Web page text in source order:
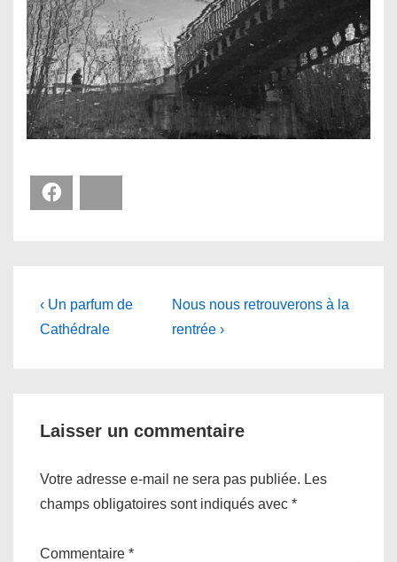
Navigation
de
Previous
Post
‹ Un parfum de
Cathédrale
Next
Post
Nous nous retrouverons à la
rentrée ›
Laisser un commentaire
Votre adresse e-mail ne sera pas publiée. Les
champs obligatoires sont indiqués avec *
Commentaire *